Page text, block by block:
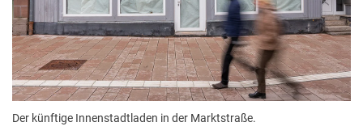
Der künftige Innenstadtladen in der Marktstraße.